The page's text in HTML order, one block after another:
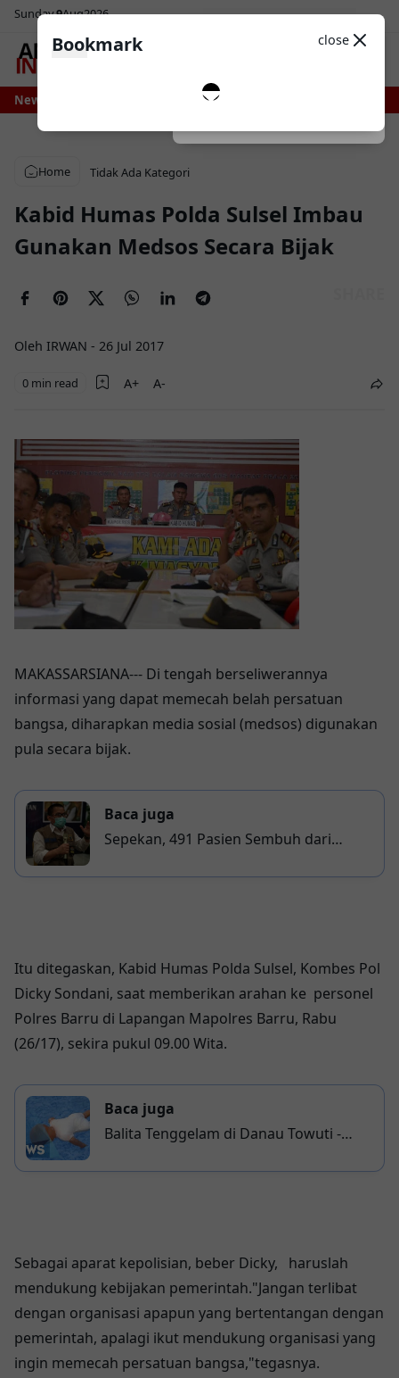
Sunday9Aug2026
Light
NewsIrigasi Bengo Direhabilitasi Pemprov Sulsel
Home Tidak Ada Kategori
Kabid Humas Polda Sulsel Imbau
Gunakan Medsos Secara Bijak
Oleh IRWAN - 26 Jul 2017
0 min read
MAKASSARSIANA--- Di tengah berseliwerannya
informasi yang dapat memecah belah persatuan
bangsa, diharapkan media sosial (medsos) digunakan
pula secara bijak.
Baca juga
Sepekan, 491 Pasien Sembuh dari
Itu ditegaskan, Kabid Humas Polda Sulsel, Kombes Pol
Dicky Sondani, saat memberikan arahan ke personel
Polres Barru di Lapangan Mapolres Barru, Rabu
(26/17), sekira pukul 09.00 Wita.
Baca juga
Balita Tenggelam di Danau Towuti -
Sebagai aparat kepolisian, beber Dicky, haruslah
mendukung kebijakan pemerintah."Jangan terlibat
dengan organisasi apapun yang bertentangan dengan
pemerintah, apalagi ikut mendukung organisasi yang
ingin memecah persatuan bangsa,"tegasnya.
Bookmark close